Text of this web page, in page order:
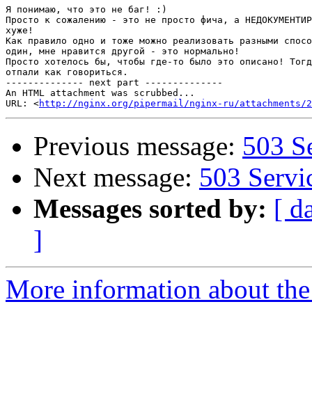
Я понимаю, что это не баг! :)
Просто к сожалению - это не просто фича, а
хуже!
Как правило одно и тоже можно реализовать разными
один, мне нравится другой - это нормально!
Просто хотелось бы, чтобы где-то было это описано!
отпали как говориться.
-------------- next part --------------
An HTML attachment was scrubbed...
URL: <http://nginx.org/pipermail/nginx-ru/attachments/
Previous message: 503
Next message: 503
Messages sorted by: [
]
More information about